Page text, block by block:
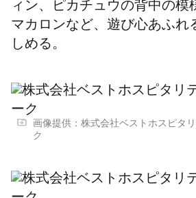
ィン、ピカチュウの背中の模
マカロンなど、遊び心あふれ
しめる。
画像提供：株式会社ベストホスピタ
ク